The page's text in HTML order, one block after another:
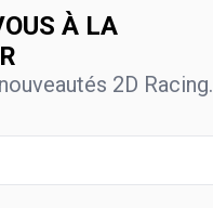
À LA
2D Racing.